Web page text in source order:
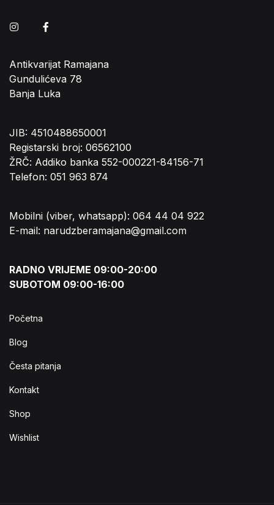
Instagram
Antikvarijat Ramajana
Gundulićeva 78
Banja Luka
JIB: 4510488650001
Registarski broj: 06562100
ŽRČ: Addiko banka 552-000221-84156-71
Telefon: 051 963 874
Mobilni (viber, whatsapp): 064 44 04 922
E-mail: narudzberamajana@gmail.com
RADNO VRIJEME 09:00-20:00
SUBOTOM 09:00-16:00
Početna
Blog
Česta pitanja
Kontakt
Shop
Wishlist